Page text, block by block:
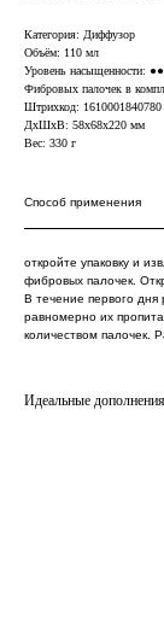
Категория: Диффузор
Объём: 110 мл
Уровень насыщенности:
Фибровых палочек в
Штрихкод: 1610001840780
ДxШxВ: 58x68x220 мм
Вес: 330 г
Способ применения
откройте упаковку и
фибровых палочек.
В течение первого дня
равномерно их
количеством палочек.
Идеальные дополнения